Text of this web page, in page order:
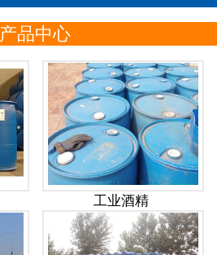
在线留言
联系我们
产品中心
工业酒精